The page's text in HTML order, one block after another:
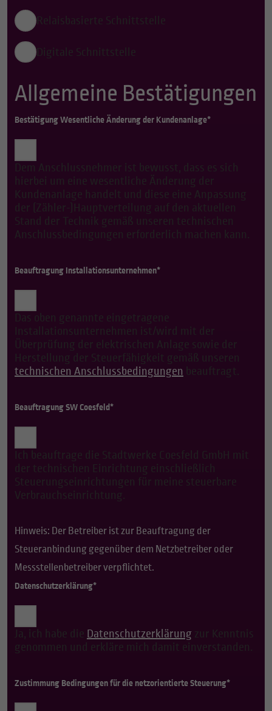
Relaisbasierte Schnittstelle
Digitale Schnittstelle
Allgemeine Bestätigungen
Bestätigung Wesentliche Änderung der Kundenanlage*
Dem Anschlussnehmer ist bewusst, dass es sich
hierbei um eine wesentliche Änderung der
Kundenanlage handelt und diese eine Anpassung
der (Zähler-)Hauptverteilung auf den aktuellen
Stand der Technik gemäß unseren technischen
Anschlussbedingungen erforderlich machen kann.
Beauftragung Installationsunternehmen*
Das oben genannte eingetragene
Installationsunternehmen ist/wird mit der
Überprüfung der elektrischen Anlage sowie der
Herstellung der Steuerfähigkeit gemäß unseren
technischen Anschlussbedingungen beauftragt.
Beauftragung SW Coesfeld*
Ich beauftrage die Stadtwerke Coesfeld GmbH mit
der technischen Einrichtung einschließlich
Steuerungseinrichtungen für meine steuerbare
Verbrauchseinrichtung.
Hinweis: Der Betreiber ist zur Beauftragung der
Steueranbindung gegenüber dem Netzbetreiber oder
Messstellenbetreiber verpflichtet.
Datenschutzerklärung*
Ja, ich habe die Datenschutzerklärung zur Kenntnis
genommen und erkläre mich damit einverstanden.
Zustimmung Bedingungen für die netzorientierte Steuerung*